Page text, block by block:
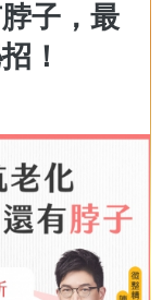
子，最
！